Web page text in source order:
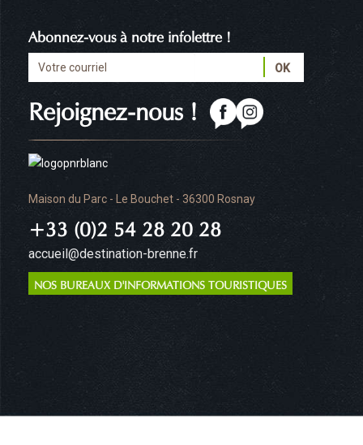
Maison du Parc - Le Bouchet - 36300 Rosnay
+33 (0)2 54 28 20 28
accueil@destination-brenne.fr
NOS BUREAUX D'INFORMATIONS TOURISTIQUES
Rejoignez-nous !
Abonnez-vous à notre infolettre !